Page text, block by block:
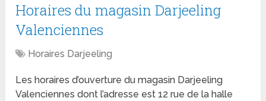
Horaires du magasin Darjeeling
Valenciennes
Horaires Darjeeling
Les horaires d’ouverture du magasin Darjeeling
Valenciennes dont l’adresse est 12 rue de la halle